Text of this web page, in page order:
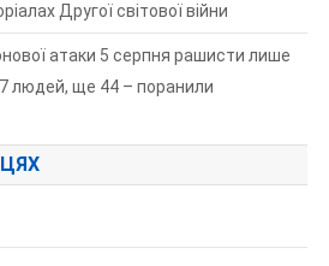
Другої світової війни
атаки 5 серпня рашисти лише
людей, ще 44 – поранили